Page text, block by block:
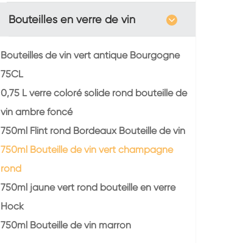
Bouteilles en verre de vin
Bouteilles de vin vert antique Bourgogne
75CL
0,75 L verre coloré solide rond bouteille de
vin ambre foncé
750ml Flint rond Bordeaux Bouteille de vin
750ml Bouteille de vin vert champagne
rond
750ml jaune vert rond bouteille en verre
Hock
750ml Bouteille de vin marron